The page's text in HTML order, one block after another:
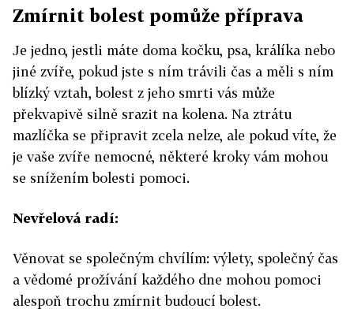
Zmírnit bolest pomůže příprava
Je jedno, jestli máte doma kočku, psa, králíka nebo
jiné zvíře, pokud jste s ním trávili čas a měli s ním
blízký vztah, bolest z jeho smrti vás může
překvapivě silně srazit na kolena. Na ztrátu
mazlíčka se připravit zcela nelze, ale pokud víte, že
je vaše zvíře nemocné, některé kroky vám mohou
se snížením bolesti pomoci.
Nevřelová radí:
Věnovat se společným chvílím: výlety, společný čas
a vědomé prožívání každého dne mohou pomoci
alespoň trochu zmírnit budoucí bolest.